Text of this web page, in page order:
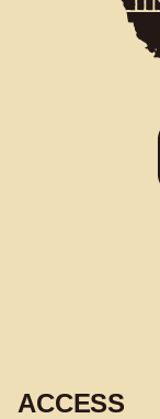
ACCESS